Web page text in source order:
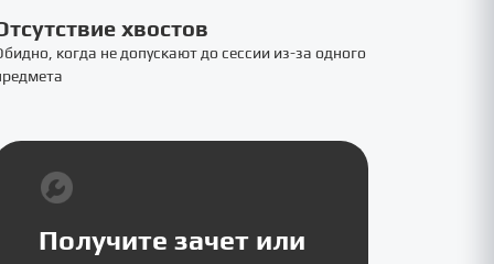
хвостов
когда не допускают до сессии из-за одного
Получите зачет или